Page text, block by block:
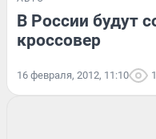
В России будут
кроссовер
16 февраля, 2012, 11:10